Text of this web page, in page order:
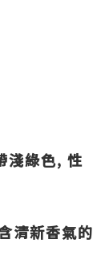
淺綠色, 性
清新香氣的